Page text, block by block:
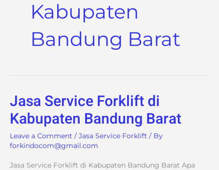
Kabupaten
Bandung Barat
Jasa Service Forklift di
Kabupaten Bandung Barat
Leave a Comment / Jasa Service Forklift / By
forkindocom@gmail.com
Jasa Service Forklift di Kabupaten Bandung Barat Apa
Jasa
Service
Forklift
di
Kabupaten
Bandung